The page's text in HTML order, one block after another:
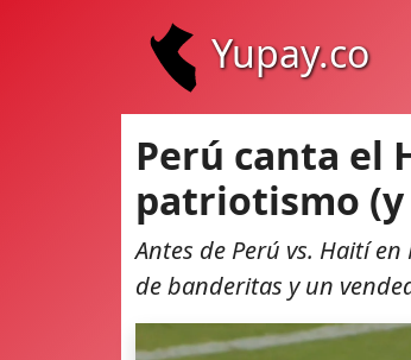
Yupay.co
Perú canta el
patriotismo
Antes de Perú vs. Haití
de banderitas y un